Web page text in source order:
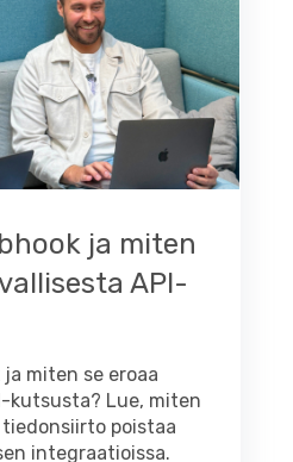
ja miten
API-
ja miten se eroaa
kutsusta? Lue, miten
poistaa
integraatioissa.